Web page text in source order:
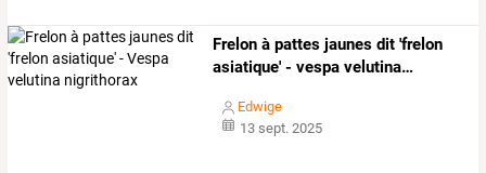
Frelon à pattes jaunes dit 'frelon
asiatique' - vespa velutina…
Edwige
13 sept. 2025